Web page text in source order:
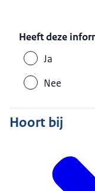
Heeft deze
Ja
Nee
Hoort bij